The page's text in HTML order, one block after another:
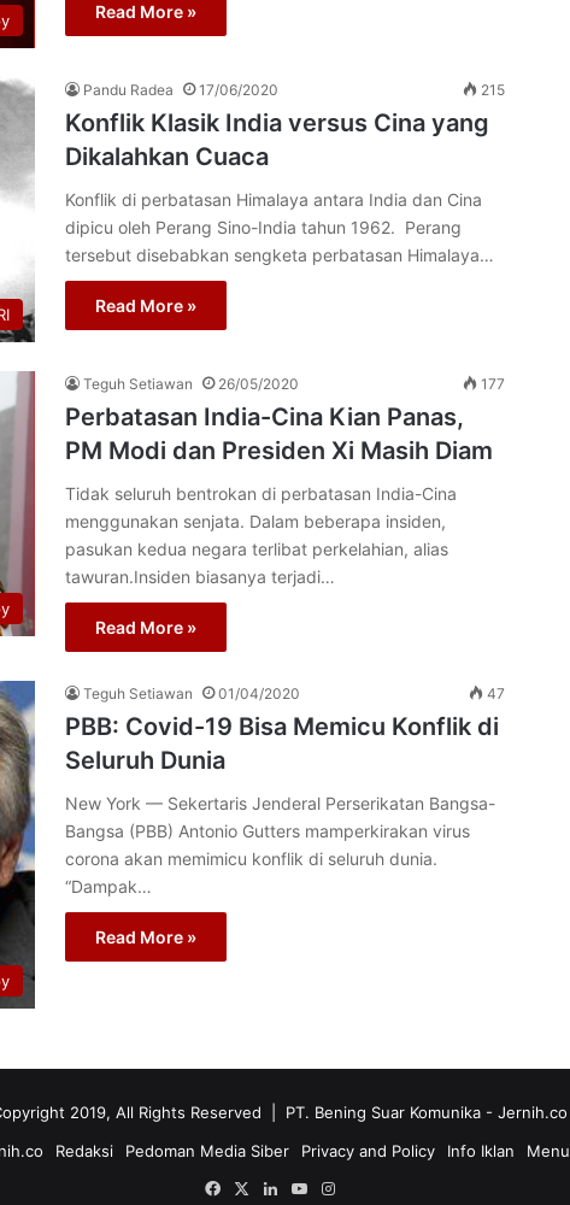
Read More »
Pandu Radea 17/06/2020 215
Konflik Klasik India versus Cina yang
Dikalahkan Cuaca
Konflik di perbatasan Himalaya antara India dan Cina
dipicu oleh Perang Sino-India tahun 1962. Perang
tersebut disebabkan sengketa perbatasan Himalaya…
Read More »
Teguh Setiawan 26/05/2020 177
Perbatasan India-Cina Kian Panas,
PM Modi dan Presiden Xi Masih Diam
Tidak seluruh bentrokan di perbatasan India-Cina
menggunakan senjata. Dalam beberapa insiden,
pasukan kedua negara terlibat perkelahian, alias
tawuran.Insiden biasanya terjadi…
Read More »
Teguh Setiawan 01/04/2020 47
PBB: Covid-19 Bisa Memicu Konflik di
Seluruh Dunia
New York –– Sekertaris Jenderal Perserikatan Bangsa-
Bangsa (PBB) Antonio Gutters mamperkirakan virus
corona akan memimicu konflik di seluruh dunia.
“Dampak…
Read More »
2019, All Rights Reserved | PT. Bening Suar Komunika - Jernih.co
Redaksi Pedoman Media Siber Privacy and Policy Info Iklan Menu
Facebook
X LinkedInYouTubeInstagram